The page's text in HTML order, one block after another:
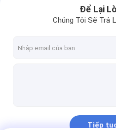
Giấy Tea Cup Making
Giấy Coffee Cup Making
Để Lại
Chúng Tôi Sẽ Trả
Tiếp